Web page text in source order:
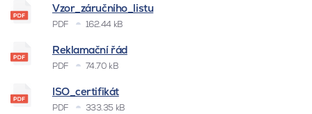
Vzor_záručního_listu
PDF 162.44 kB
Reklamační řád
PDF 74.70 kB
ISO_certifikát
PDF 333.35 kB